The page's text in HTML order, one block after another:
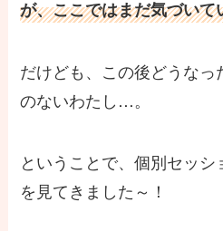
が、ここではまだ気づいて
だけども、この後どうな
のないわたし…。
ということで、個別セッシ
を見てきました～！